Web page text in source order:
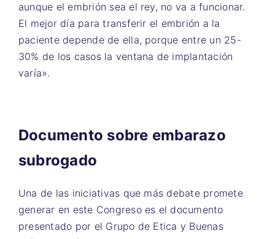
aunque el embrión sea el rey, no va a funcionar.
El mejor día para transferir el embrión a la
paciente depende de ella, porque entre un 25-
30% de los casos la ventana de implantación
varía».
Documento sobre embarazo
subrogado
Una de las iniciativas que más debate promete
generar en este Congreso es el documento
presentado por el Grupo de Etica y Buenas